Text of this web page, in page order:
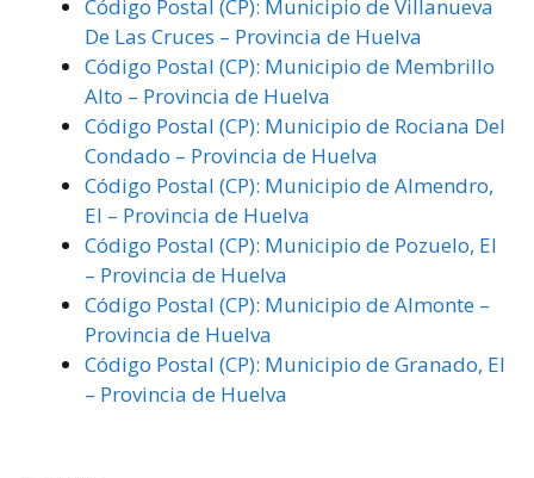
Código Postal (CP): Municipio de Villanueva
De Las Cruces – Provincia de Huelva
Código Postal (CP): Municipio de Membrillo
Alto – Provincia de Huelva
Código Postal (CP): Municipio de Rociana Del
Condado – Provincia de Huelva
Código Postal (CP): Municipio de Almendro,
El – Provincia de Huelva
Código Postal (CP): Municipio de Pozuelo, El
– Provincia de Huelva
Código Postal (CP): Municipio de Almonte –
Provincia de Huelva
Código Postal (CP): Municipio de Granado, El
– Provincia de Huelva